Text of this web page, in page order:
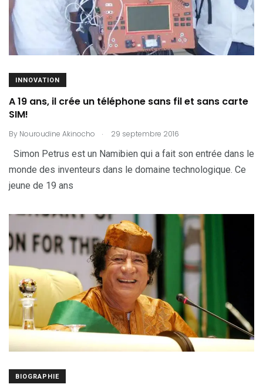
INNOVATION
A 19 ans, il crée un téléphone sans fil et sans carte
SIM!
By Nouroudine Akinocho . 29 septembre 2016
Simon Petrus est un Namibien qui a fait son entrée dans le
monde des inventeurs dans le domaine technologique. Ce
jeune de 19 ans
BIOGRAPHIE